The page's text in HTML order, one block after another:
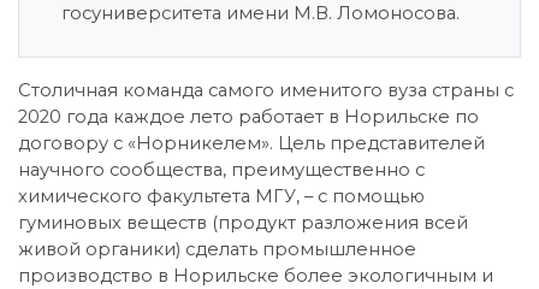
госуниверситета имени М.В. Ломоносова.
Столичная команда самого именитого вуза страны с
2020 года каждое лето работает в Норильске по
договору с «Норникелем». Цель представителей
научного сообщества, преимущественно с
химического факультета МГУ, – с помощью
гуминовых веществ (продукт разложения всей
живой органики) сделать промышленное
производство в Норильске более экологичным и